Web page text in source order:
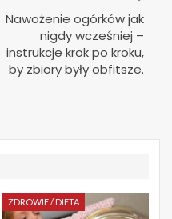
Nawożenie ogórków jak
nigdy wcześniej –
instrukcje krok po kroku,
by zbiory były obfitsze.
ZDROWIE / DIETA